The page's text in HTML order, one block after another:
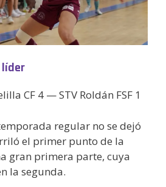
CF 4 — STV Roldán FSF 1
regular no se dejó
el primer punto de la
gran primera parte, cuya
la segunda.